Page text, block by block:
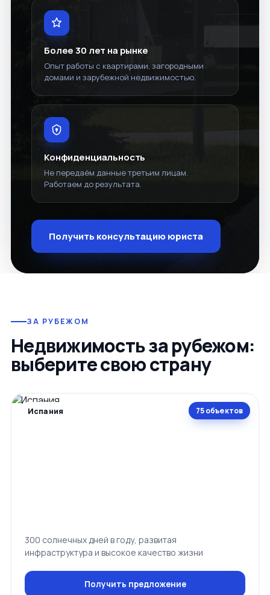
Более 30 лет на рынке
Опыт работы с квартирами, загородными
домами и зарубежной недвижимостью.
Конфиденциальность
Не передаём данные третьим лицам.
Работаем до результата.
Получить консультацию юриста
ЗА РУБЕЖОМ
Недвижимость за рубежом:
выберите свою страну
Испания 75 объектов
300 солнечных дней в году, развитая
инфраструктура и высокое качество жизни
Получить предложение